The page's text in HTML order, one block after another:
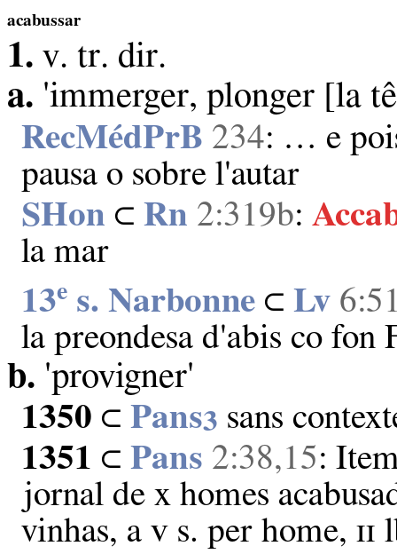
acabussar
1. v. tr. dir.
a. 'immerger, plonger [la
RecMédPrB 234: … e
pausa o sobre l'autar
SHon ⊂Rn 2:319b:
la mar
13e s. Narbonne ⊂Lv
la preondesa d'abis co fon
b. 'provigner'
1350 ⊂Pans3 sans
1351 ⊂Pans 2:38,15:
jornal de x homes
vinhas, a ᴠ s. per home, ɪɪ